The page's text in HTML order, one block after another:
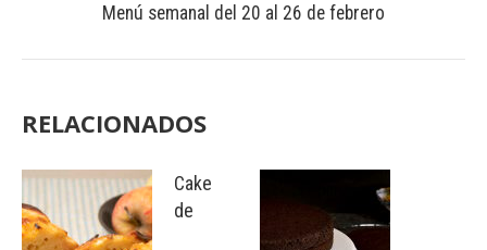
Menú semanal del 20 al 26 de febrero
RELACIONADOS
Cake
de